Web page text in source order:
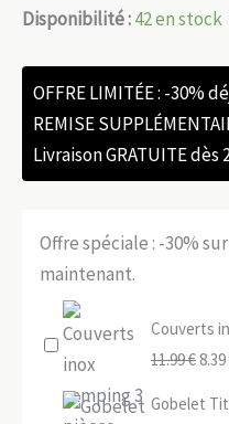
Disponibilité :42 en stock
OFFRE LIMITÉE : -30%
REMISE
Livraison GRATUITE dès
Offre spéciale : -30%
maintenant.
Couverts
11.99€Le
8.39
Gobelet